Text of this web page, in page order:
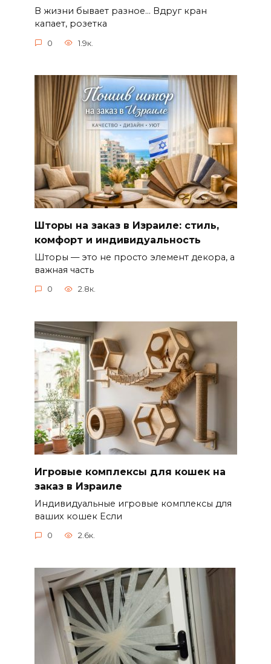
В жизни бывает разное… Вдруг кран
капает, розетка
0 1.9к.
Шторы на заказ в Израиле: стиль,
комфорт и индивидуальность
Шторы — это не просто элемент декора, а
важная часть
0 2.8к.
Игровые комплексы для кошек на
заказ в Израиле
Индивидуальные игровые комплексы для
ваших кошек Если
0 2.6к.